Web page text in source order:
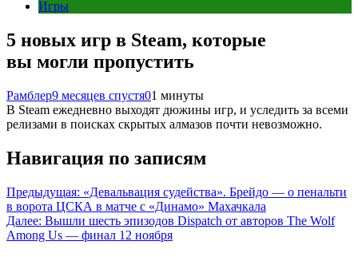
Игры
5 новых игр в Steam, которые
вы могли пропустить
Рамблер9 месяцев спустя01 минуты
В Steam ежедневно выходят дюжины игр, и уследить за всеми
релизами в поисках скрытых алмазов почти невозможно.
Навигация по записям
Предыдущая: «Девальвация судейства». Брейдо — о пенальти
в ворота ЦСКА в матче с «Динамо» Махачкала
Далее: Вышли шесть эпизодов Dispatch от авторов The Wolf
Among Us — финал 12 ноября